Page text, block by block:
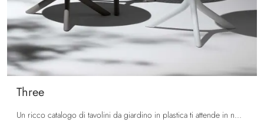
Three
Un ricco catalogo di tavolini da giardino in plastica ti attende in negozio: clicca e scopri il modello Three di La Seggiola.